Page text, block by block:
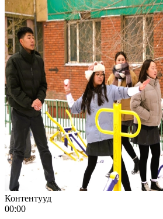
Контентууд
00:00